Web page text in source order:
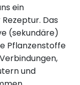
ein
Das
(sekundäre)
Pflanzenstoffe
und